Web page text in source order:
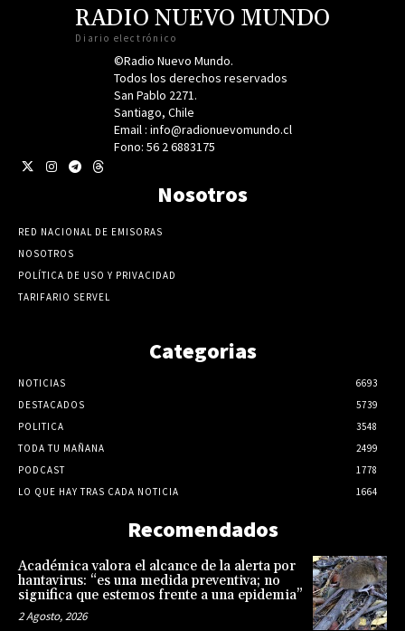
RADIO NUEVO MUNDO
Diario electrónico
©Radio Nuevo Mundo.
Todos los derechos reservados
San Pablo 2271.
Santiago, Chile
Email : info@radionuevomundo.cl
Fono: 56 2 6883175
Nosotros
RED NACIONAL DE EMISORAS
NOSOTROS
POLÍTICA DE USO Y PRIVACIDAD
TARIFARIO SERVEL
Categorias
NOTICIAS
6693
DESTACADOS
5739
POLITICA
3548
TODA TU MAÑANA
2499
PODCAST
1778
LO QUE HAY TRAS CADA NOTICIA
1664
Recomendados
Académica valora el alcance de la alerta por
hantavirus: “es una medida preventiva; no
significa que estemos frente a una epidemia”
2 Agosto, 2026